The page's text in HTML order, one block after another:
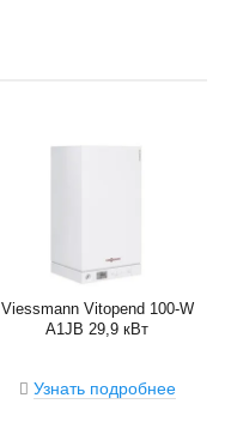
Viessmann Vitopend 100-W
A1JB 29,9 кВт
Узнать подробнее